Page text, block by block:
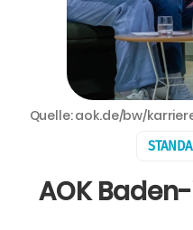
AOK
Quelle: aok.de/bw/